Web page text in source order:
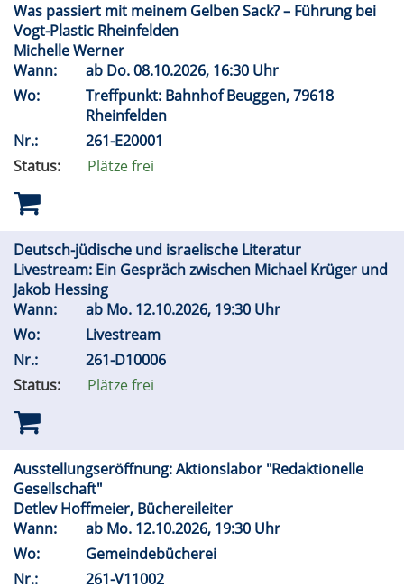
Was passiert mit meinem Gelben Sack? – Führung bei
Vogt-Plastic Rheinfelden
Michelle Werner
Wann:
ab Do.08.10.2026, 16:30 Uhr
Wo:
Treffpunkt: Bahnhof Beuggen, 79618
Rheinfelden
Nr.:
261-E20001
Status:
Plätze frei
Deutsch-jüdische und israelische Literatur
Livestream: Ein Gespräch zwischen Michael Krüger und
Jakob Hessing
Wann:
ab Mo. 12.10.2026, 19:30 Uhr
Wo:
Livestream
Nr.:
261-D10006
Status:
Plätze frei
Ausstellungseröffnung: Aktionslabor "Redaktionelle
Gesellschaft"
Detlev Hoffmeier, Büchereileiter
Wann:
ab Mo. 12.10.2026, 19:30 Uhr
Wo:
Gemeindebücherei
Nr.:
261-V11002